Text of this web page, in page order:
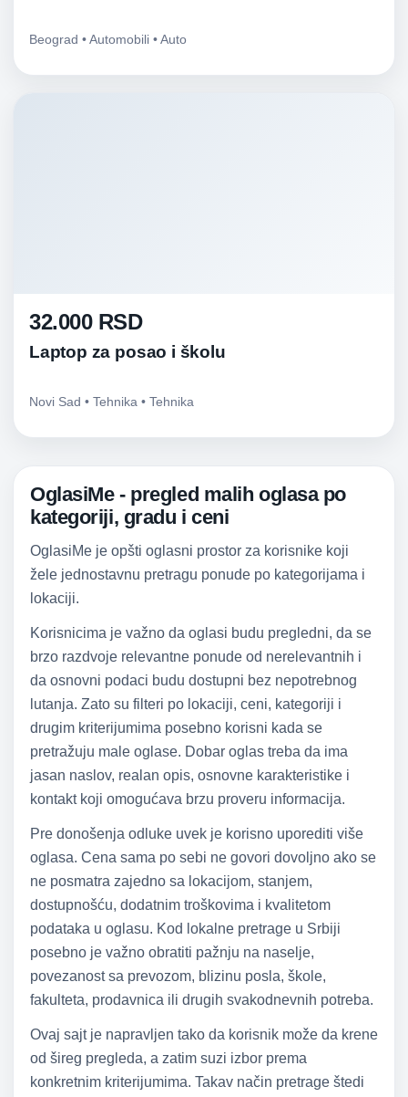
Beograd • Automobili • Auto
32.000 RSD
Laptop za posao i školu
Novi Sad • Tehnika • Tehnika
OglasiMe - pregled malih oglasa po
kategoriji, gradu i ceni
OglasiMe je opšti oglasni prostor za korisnike koji
žele jednostavnu pretragu ponude po kategorijama i
lokaciji.
Korisnicima je važno da oglasi budu pregledni, da se
brzo razdvoje relevantne ponude od nerelevantnih i
da osnovni podaci budu dostupni bez nepotrebnog
lutanja. Zato su filteri po lokaciji, ceni, kategoriji i
drugim kriterijumima posebno korisni kada se
pretražuju male oglase. Dobar oglas treba da ima
jasan naslov, realan opis, osnovne karakteristike i
kontakt koji omogućava brzu proveru informacija.
Pre donošenja odluke uvek je korisno uporediti više
oglasa. Cena sama po sebi ne govori dovoljno ako se
ne posmatra zajedno sa lokacijom, stanjem,
dostupnošću, dodatnim troškovima i kvalitetom
podataka u oglasu. Kod lokalne pretrage u Srbiji
posebno je važno obratiti pažnju na naselje,
povezanost sa prevozom, blizinu posla, škole,
fakulteta, prodavnica ili drugih svakodnevnih potreba.
Ovaj sajt je napravljen tako da korisnik može da krene
od šireg pregleda, a zatim suzi izbor prema
konkretnim kriterijumima. Takav način pretrage štedi